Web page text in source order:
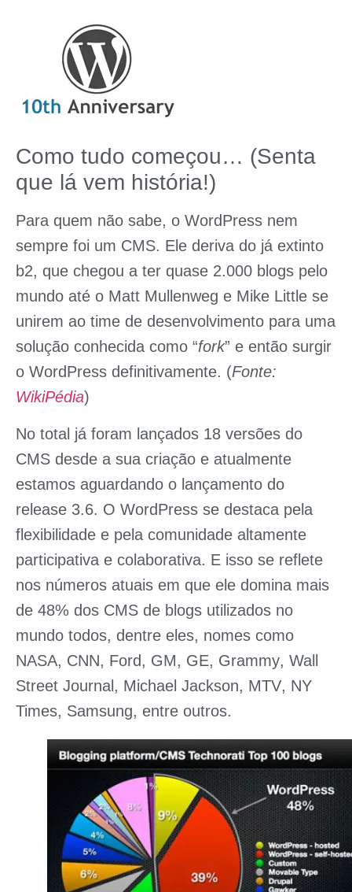
Como tudo começou… (Senta
que lá vem história!)
Para quem não sabe, o WordPress nem
sempre foi um CMS. Ele deriva do já extinto
b2, que chegou a ter quase 2.000 blogs pelo
mundo até o Matt Mullenweg e Mike Little se
unirem ao time de desenvolvimento para uma
solução conhecida como “fork” e então surgir
o WordPress definitivamente. (Fonte:
WikiPédia)
No total já foram lançados 18 versões do
CMS desde a sua criação e atualmente
estamos aguardando o lançamento do
release 3.6. O WordPress se destaca pela
flexibilidade e pela comunidade altamente
participativa e colaborativa. E isso se reflete
nos números atuais em que ele domina mais
de 48% dos CMS de blogs utilizados no
mundo todos, dentre eles, nomes como
NASA, CNN, Ford, GM, GE, Grammy, Wall
Street Journal , Michael Jackson, MTV, NY
Times, Samsung, entre outros.